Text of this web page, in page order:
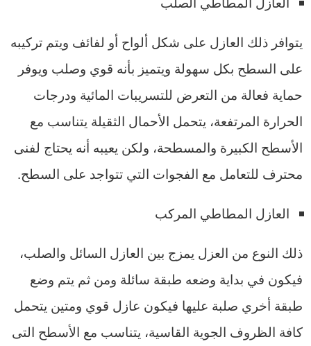
يتوافر ذلك العازل على شكل ألواح أو لفائف ويتم تركيبه
على السطح بكل سهولة ويتميز بأنه قوي وصلب ويوفر
حماية فعالة من التعرض للتسريبات المائية ودرجات
الحرارة المرتفعة، يتحمل الأحمال الثقيلة يتناسب مع
الأسطح الكبيرة والمسطحة، ولكن يعيبه أنه يحتاج لفنى
محترف للتعامل مع الفجوات التي تتواجد على السطح.
العازل المطاطي المركب
ذلك النوع من العزل يمزج بين العازل السائل والصلب،
فيكون في بداية وضعه طبقة سائلة ومن ثم يتم وضع
طبقة أخري صلبة عليها فيكون عازل قوي ومتين يتحمل
كافة الظروف الجوية القاسية، يتناسب مع الأسطح التى